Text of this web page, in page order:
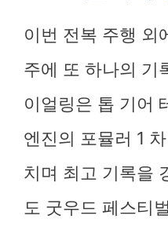
이번 전복 주행 외
주에 또 하나의 기
이얼링은 톱 기어
엔진의 포뮬러 1
치며 최고 기록을
도 굿우드 페스티